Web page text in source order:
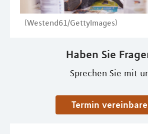
(Westend61/GettyImages)
Haben Sie
Sprechen Sie mit
Termin